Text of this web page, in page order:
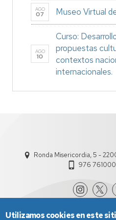
AGO
07 Museo Virtual
AGO
10
Curso:
propuestas
contextos
internacionales.
Ronda Misericordia, 5 -
976
Utilizamos cookies en este